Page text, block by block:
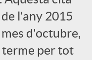
l'any 2015
d'octubre,
terme per tot